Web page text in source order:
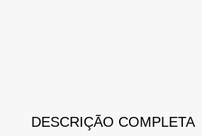
DESCRIÇÃO COMPLETA